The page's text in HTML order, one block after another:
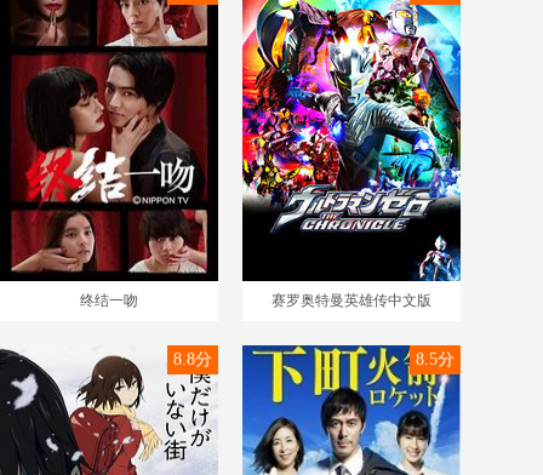
终结一吻 赛罗奥特曼英雄传中文版
8.8分 8.5分